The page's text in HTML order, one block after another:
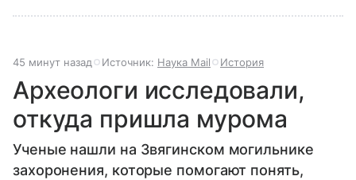
45 минут назад Источник: Наука Mail История
Археологи исследовали,
откуда пришла мурома
Ученые нашли на Звягинском могильнике
захоронения, которые помогают понять,